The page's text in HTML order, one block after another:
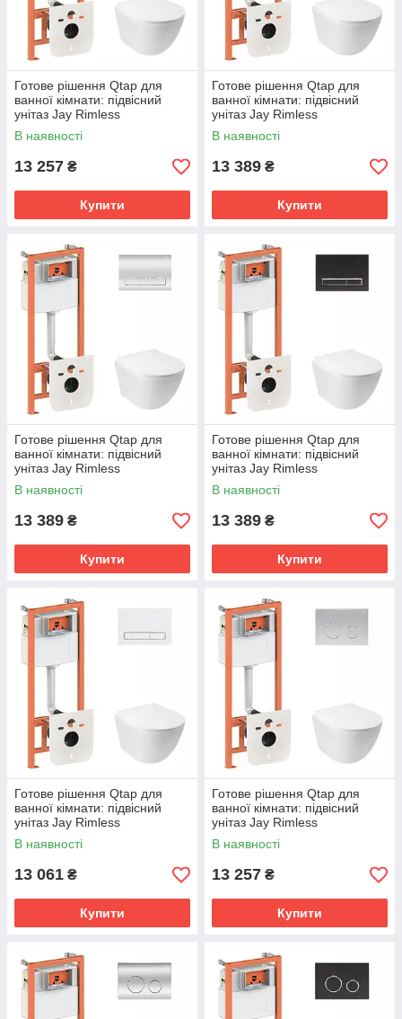
Готове рішення Qtap для
ванної кімнати: підвісний
унітаз Jay Rimless
520х360х320 + комплект
інсталяції Nest 4 в 1
В наявності
13 257 ₴
Купити
Готове рішення Qtap для
ванної кімнати: підвісний
унітаз Jay Rimless
520х360х320 + комплект
інсталяції Nest 4 в 1
В наявності
13 389 ₴
Купити
Готове рішення Qtap для
ванної кімнати: підвісний
унітаз Jay Rimless
520х360х320 + комплект
інсталяції Nest 4 в 1 (лінійна
В наявності
13 389 ₴
Купити
Готове рішення Qtap для
ванної кімнати: підвісний
унітаз Jay Rimless
520х360х320 + комплект
інсталяції Nest 4 в 1 (лінійна
В наявності
13 389 ₴
Купити
Готове рішення Qtap для
ванної кімнати: підвісний
унітаз Jay Rimless
520х360х320 + комплект
інсталяції Nest 4 в 1 (лінійна
В наявності
13 061 ₴
Купити
Готове рішення Qtap для
ванної кімнати: підвісний
унітаз Jay Rimless
520х360х320 + комплект
інсталяції Nest 4 в 1 (кругла
В наявності
13 257 ₴
Купити